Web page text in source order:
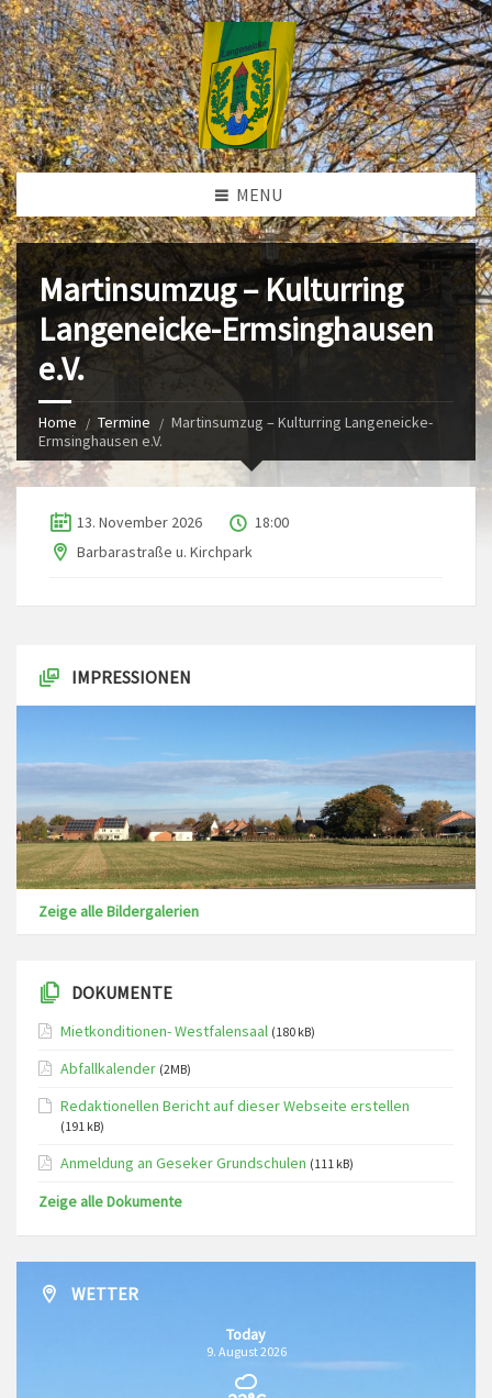
MENU
Martinsumzug – Kulturring
Langeneicke-Ermsinghausen
e.V.
Home Termine
Martinsumzug – Kulturring Langeneicke-
Ermsinghausen e.V.
13. November 2026
18:00
Barbarastraße u. Kirchpark
IMPRESSIONEN
Zeige alle Bildergalerien
DOKUMENTE
Mietkonditionen- Westfalensaal (180 kB)
Abfallkalender (2MB)
Redaktionellen Bericht auf dieser Webseite erstellen
(191 kB)
Anmeldung an Geseker Grundschulen (111 kB)
Zeige alle Dokumente
WETTER
Today
9. August 2026